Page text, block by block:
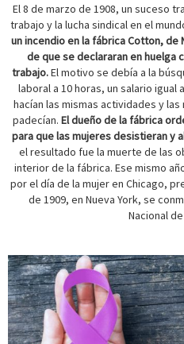
El 8 de marzo de 1908, un suceso
trabajo y la lucha sindical en el
un incendio en la fábrica Cotton, de
de que se declararan en huelga
trabajo.El motivo se debía a la
laboral a 10 horas, un salario
hacían las mismas actividades y
padecían. El dueño de la fábrica
para que las mujeres desistieran y
el resultado fue la muerte de las
interior de la fábrica. Ese mismo
por el día de la mujer en Chicago,
de 1909, en Nueva York, se
Nacional de